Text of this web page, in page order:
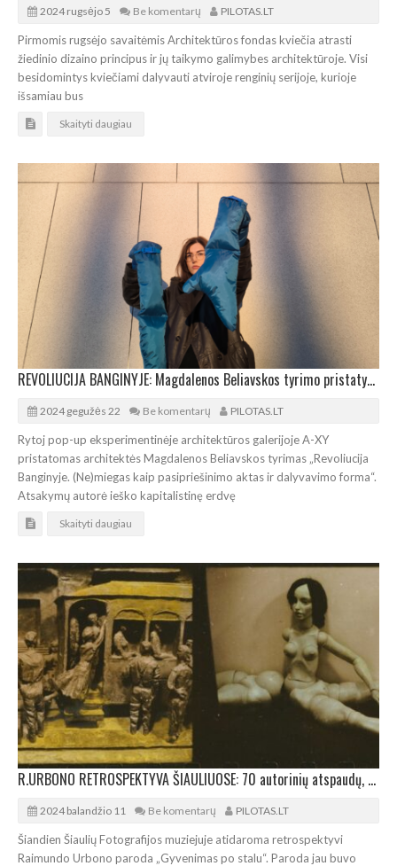
2024 rugsėjo 5 Be komentarų PILOTAS.LT
Pirmomis rugsėjo savaitėmis Architektūros fondas kviečia atrasti
žiedinio dizaino principus ir jų taikymo galimybes architektūroje. Visi
besidomintys kviečiami dalyvauti atviroje renginių serijoje, kurioje
išsamiau bus
Skaityti daugiau
REVOLIUCIJA BANGINYJE: Magdalenos Beliavskos tyrimo pristatymas galerijoje A-XY
2024 gegužės 22 Be komentarų PILOTAS.LT
Rytoj pop-up eksperimentinėje architektūros galerijoje A-XY
pristatomas architektės Magdalenos Beliavskos tyrimas „Revoliucija
Banginyje. (Ne)miegas kaip pasipriešinimo aktas ir dalyvavimo forma“.
Atsakymų autorė ieško kapitalistinę erdvę
Skaityti daugiau
R.URBONO RETROSPEKTYVA ŠIAULIUOSE: 70 autorinių atspaudų, dokumentika, unikalūs eksponatai
2024 balandžio 11 Be komentarų PILOTAS.LT
Šiandien Šiaulių Fotografijos muziejuje atidaroma retrospektyvi
Raimundo Urbono paroda „Gyvenimas po stalu“. Paroda jau buvo